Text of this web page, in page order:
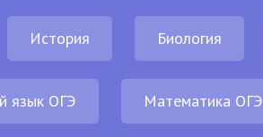
История Биология
язык ОГЭ Математика ОГЭ